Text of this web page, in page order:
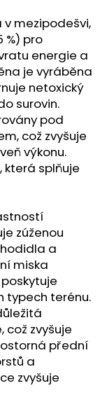
mezipodešvi,
%) pro
energie a
je vyráběna
netoxický
surovin.
pod
což zvyšuje
výkonu.
splňuje
zúženou
a
miska
typech terénu.
což zvyšuje
přední
a
zvyšuje